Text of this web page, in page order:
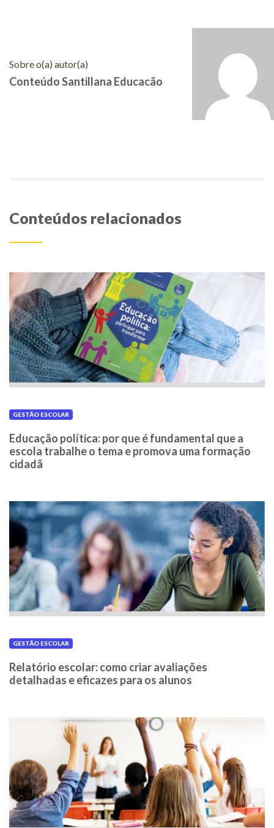
Sobre o(a) autor(a)
Conteúdo Santillana Educacão
Conteúdos relacionados
GESTÃO ESCOLAR
Educação política: por que é fundamental que a
escola trabalhe o tema e promova uma formação
cidadã
GESTÃO ESCOLAR
Relatório escolar: como criar avaliações
detalhadas e eficazes para os alunos